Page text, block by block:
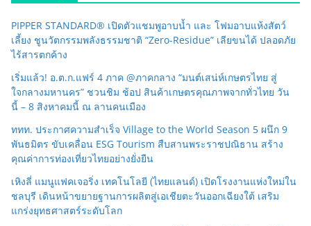
PIPPER STANDARD® เปิดตัวแชมพูอาบน้ำ และ โฟมอาบแห้งสัตว์
เลี้ยง ชูนวัตกรรมพลังธรรมชาติ “Zero-Residue” เลียขนได้ ปลอดภัย
ไร้สารตกค้าง
เริ่มแล้ว! อ.ต.ก.แฟร์ 4 ภาค @ภาคกลาง “มนต์เสน่ห์เกษตรไทย สู่
ใจกลางมหานคร” ชวนชิม ช้อป สินค้าเกษตรคุณภาพจากทั่วไทย วัน
นี้ – 8 สิงหาคมนี้ ณ ลานคนเมือง
ททท. ประกาศความสำเร็จ Village to the World Season 5 ผนึก 9
พันธมิตร ขับเคลื่อน ESG Tourism สืบสานพระราชปณิธาน สร้าง
คุณค่าการท่องเที่ยวไทยอย่างยั่งยืน
เหิงลี่ แมนูแฟคเจอริ่ง เทคโนโลยี (ไทยแลนด์) เปิดโรงงานแห่งใหม่ใน
ชลบุรี เดินหน้าขยายฐานการผลิตสู่เอเชียตะวันออกเฉียงใต้ เสริม
แกร่งยุทธศาสตร์ระดับโลก